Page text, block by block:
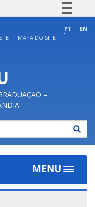
Comunica BR
Canais
PT
EN
MAPA DO SITE
–
MENU
Toggle